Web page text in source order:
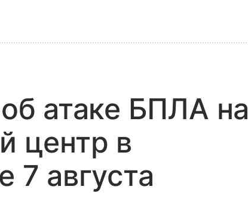
атаке БПЛА на
центр в
7 августа